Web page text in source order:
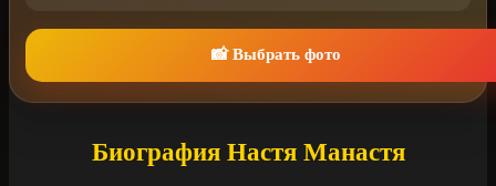
📸 Выбрать фото
Биография Настя Манастя